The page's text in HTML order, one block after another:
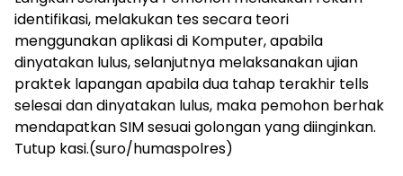
identifikasi, melakukan tes secara teori
menggunakan aplikasi di Komputer, apabila
dinyatakan lulus, selanjutnya melaksanakan ujian
praktek lapangan apabila dua tahap terakhir tells
selesai dan dinyatakan lulus, maka pemohon berhak
mendapatkan SIM sesuai golongan yang diinginkan.
Tutup kasi.(suro/humaspolres)